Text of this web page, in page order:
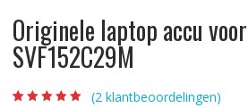
Originele laptop accu voor
SVF152C29M
(2 klantbeoordelingen)